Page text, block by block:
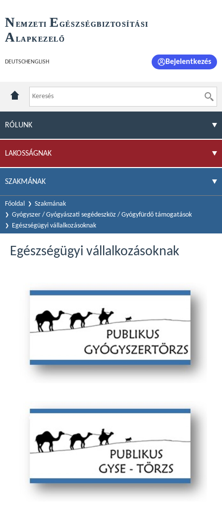
NEMZETI E GÉSZSÉGBIZTOSÍTÁSI
ALAPKEZELŐ
DEUTSCH ENGLISH Bejelentkezés
RÓLUNK
LAKOSSÁGNAK
SZAKMÁNAK
Főoldal
Szakmának
Gyógyszer / Gyógyászati segédeszköz / Gyógyfürdő támogatások
Egészségügyi vállalkozásoknak
Egészségügyi vállalkozásoknak